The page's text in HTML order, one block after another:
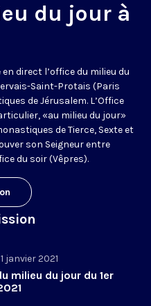
du jour à
direct l’office du milieu du
Saint-Protais (Paris
de Jérusalem. L’Office
«au milieu du jour»
de Tierce, Sexte et
son Seigneur entre
du soir (Vêpres).
janvier 2021
milieu du jour du 1er